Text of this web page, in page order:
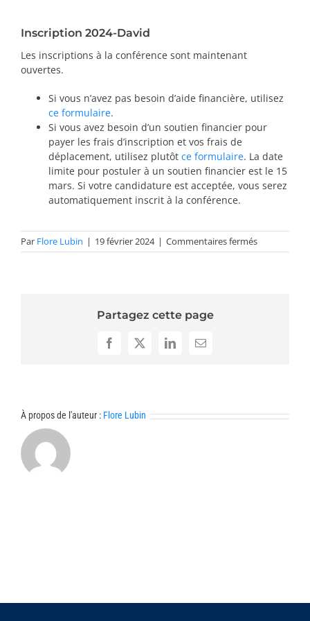
Recherche
Ressources
Abonnement à l’infolettre
Inscription 2024-David
Les inscriptions à la conférence sont maintenant
ouvertes.
Si vous n’avez pas besoin d’aide financière, utilisez
ce formulaire.
Si vous avez besoin d’un soutien financier pour
payer les frais d’inscription et vos frais de
déplacement, utilisez plutôt ce formulaire. La date
limite pour postuler à un soutien financier est le 15
mars. Si votre candidature est acceptée, vous serez
automatiquement inscrit à la conférence.
Par Flore Lubin | 19 février 2024 | Commentaires ferméssur
Inscription
Partagez cette page
Facebook
X LinkedInEmail
À propos de l'auteur : Flore Lubin